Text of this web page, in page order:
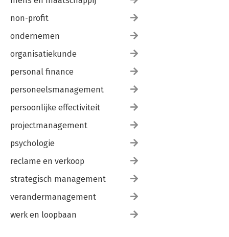
non-profit
ondernemen
organisatiekunde
personal finance
personeelsmanagement
persoonlijke effectiviteit
projectmanagement
psychologie
reclame en verkoop
strategisch management
verandermanagement
werk en loopbaan